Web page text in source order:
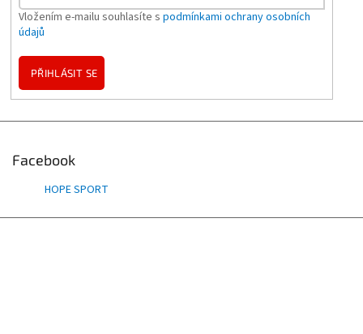
Vložením e-mailu souhlasíte s podmínkami ochrany osobních
údajů
PŘIHLÁSIT SE
Facebook
HOPE SPORT